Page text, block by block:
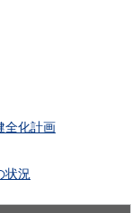
全化計画
状況